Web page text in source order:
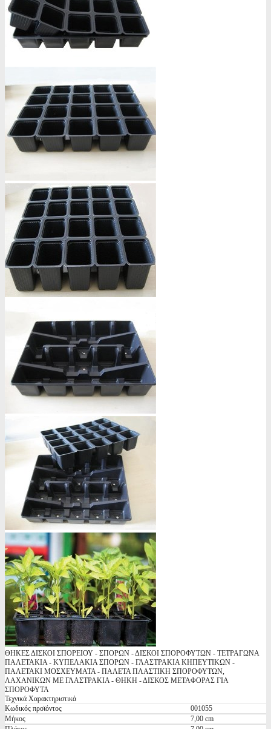
ΘΗΚΕΣ ΔΙΣΚΟΙ ΣΠΟΡΕΙΟΥ - ΣΠΟΡΩΝ - ΔΙΣΚΟΙ ΣΠΟΡΟΦΥΤΩΝ - ΤΕΤΡΑΓΩΝΑ
ΠΑΛΕΤΑΚΙΑ - ΚΥΠΕΛΑΚΙΑ ΣΠΟΡΩΝ - ΓΛΑΣΤΡΑΚΙΑ ΚΗΠΕΥΤΙΚΩΝ -
ΠΑΛΕΤΑΚΙ ΜΟΣΧΕΥΜΑΤΑ - ΠΑΛΕΤΑ ΠΛΑΣΤΙΚΗ ΣΠΟΡΟΦΥΤΩΝ,
ΛΑΧΑΝΙΚΩΝ ΜΕ ΓΛΑΣΤΡΑΚΙΑ - ΘΗΚΗ - ΔΙΣΚΟΣ ΜΕΤΑΦΟΡΑΣ ΓΙΑ
ΣΠΟΡΟΦΥΤΑ
Τεχνικά Χαρακτηριστικά
Κωδικός προϊόντος
001055
Μήκος
7,00 cm